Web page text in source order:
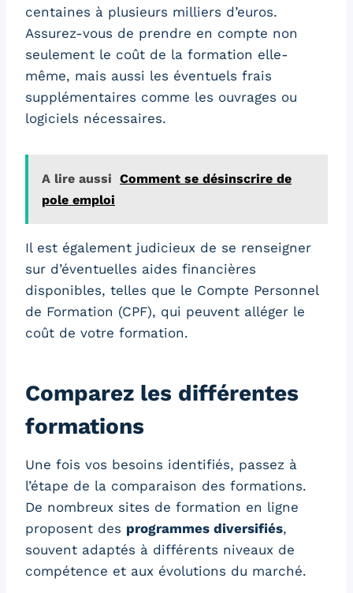
centaines à plusieurs milliers d’euros.
Assurez-vous de prendre en compte non
seulement le coût de la formation elle-
même, mais aussi les éventuels frais
supplémentaires comme les ouvrages ou
logiciels nécessaires.
A lire aussi Comment se désinscrire de
pole emploi
Il est également judicieux de se renseigner
sur d’éventuelles aides financières
disponibles, telles que le Compte Personnel
de Formation (CPF), qui peuvent alléger le
coût de votre formation.
Comparez les différentes
formations
Une fois vos besoins identifiés, passez à
l’étape de la comparaison des formations.
De nombreux sites de formation en ligne
proposent des programmes diversifiés,
souvent adaptés à différents niveaux de
compétence et aux évolutions du marché.